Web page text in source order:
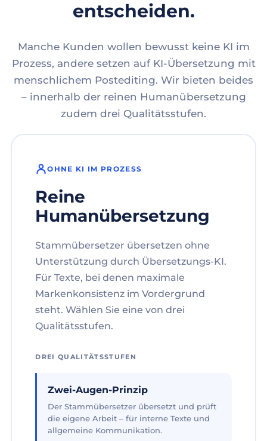
entscheiden.
Manche Kunden wollen bewusst keine KI im
Prozess, andere setzen auf KI-Übersetzung mit
menschlichem Postediting. Wir bieten beides
– innerhalb der reinen Humanübersetzung
zudem drei Qualitätsstufen.
OHNE KI IM PROZESS
Reine
Humanübersetzung
Stammübersetzer übersetzen ohne
Unterstützung durch Übersetzungs-KI.
Für Texte, bei denen maximale
Markenkonsistenz im Vordergrund
steht. Wählen Sie eine von drei
Qualitätsstufen.
DREI QUALITÄTSSTUFEN
Zwei-Augen-Prinzip
Der Stammübersetzer übersetzt und prüft
die eigene Arbeit – für interne Texte und
allgemeine Kommunikation.